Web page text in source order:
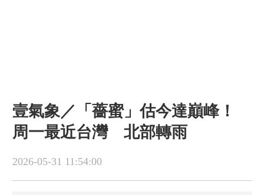
壹氣象／「薔蜜」估今達巔峰！
周一最近台灣 北部轉雨
2026-05-31 11:54:00